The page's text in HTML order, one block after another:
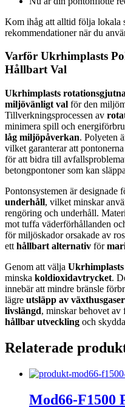
Kom ihåg att alltid följa lokala
rekommendationer när du
Varför Ukrhimplasts
Hållbart Val
Ukrhimplasts
miljövänligt val för den
Tillverkningsprocessen av
minimera spill och
låg miljöpåverkan. Polyeten
vilket garanterar att
för att bidra till
betongpontoner som kan
Pontonsystemen är designade
underhåll, vilket minskar
rengöring och underhåll.
mot tuffa väderförhållanden
för miljöskador orsakade av
ett hållbart alternativ för
Genom att välja
minska koldioxidavtrycket.
innebär att mindre bränsle
lägre utsläpp av växthusgaser
livslängd, minskar behovet av
hållbar utveckling och
Relaterade
Mod66-F1500